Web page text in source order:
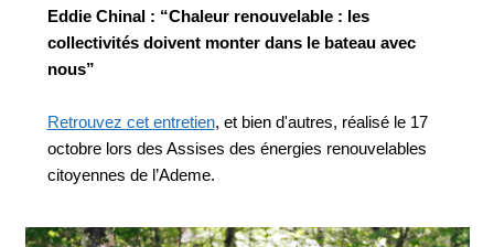
Eddie Chinal : “Chaleur renouvelable : les
collectivités doivent monter dans le bateau avec
nous”
Retrouvez cet entretien, et bien d'autres, réalisé le 17
octobre lors des Assises des énergies renouvelables
citoyennes de l’Ademe.